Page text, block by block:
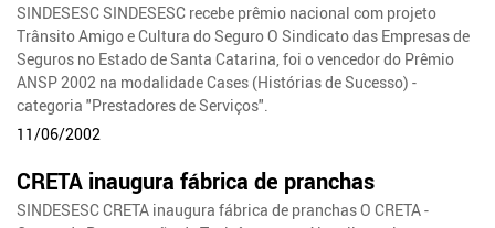
SINDESESC SINDESESC recebe prêmio nacional com projeto
Trânsito Amigo e Cultura do Seguro O Sindicato das Empresas de
Seguros no Estado de Santa Catarina, foi o vencedor do Prêmio
ANSP 2002 na modalidade Cases (Histórias de Sucesso) -
categoria "Prestadores de Serviços".
11/06/2002
CRETA inaugura fábrica de pranchas
SINDESESC CRETA inaugura fábrica de pranchas O CRETA -